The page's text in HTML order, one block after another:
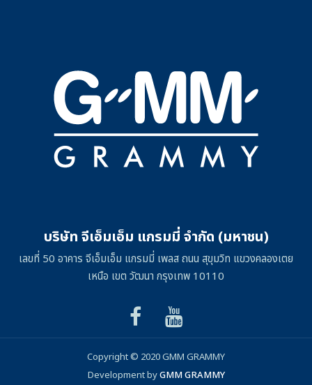
บริษัท จีเอ็มเอ็ม แกรมมี่ จำกัด (มหาชน)
เลขที่ 50 อาคาร จีเอ็มเอ็ม แกรมมี่ เพลส ถนน สุขุมวิท แขวงคลองเตย
เหนือ เขต วัฒนา กรุงเทพ 10110
Copyright © 2020 GMM GRAMMY
Development byGMM GRAMMY